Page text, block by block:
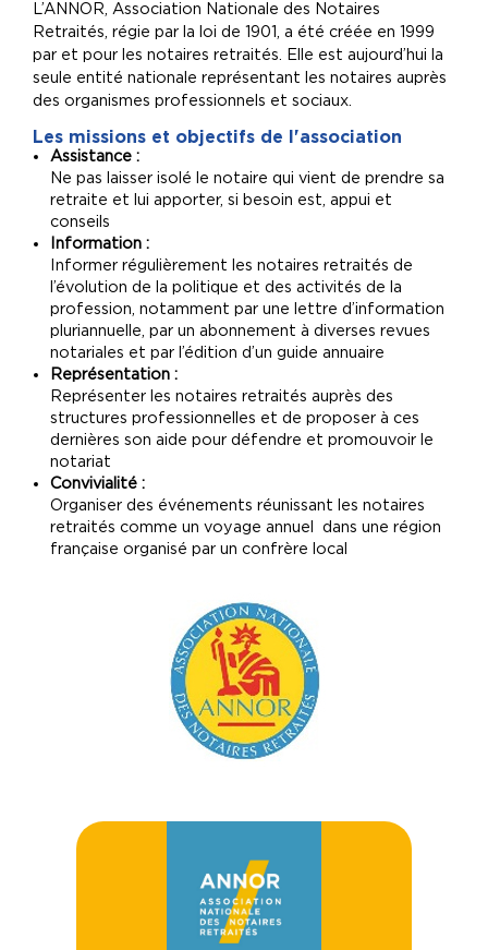
L’ANNOR, Association Nationale des Notaires
Retraités, régie par la loi de 1901, a été créée en 1999
par et pour les notaires retraités. Elle est aujourd’hui la
seule entité nationale représentant les notaires auprès
des organismes professionnels et sociaux.
Les missions et objectifs de l'association
Assistance :
Ne pas laisser isolé le notaire qui vient de prendre sa
retraite et lui apporter, si besoin est, appui et
conseils
Information :
Informer régulièrement les notaires retraités de
l’évolution de la politique et des activités de la
profession, notamment par une lettre d’information
pluriannuelle, par un abonnement à diverses revues
notariales et par l’édition d’un guide annuaire
Représentation :
Représenter les notaires retraités auprès des
structures professionnelles et de proposer à ces
dernières son aide pour défendre et promouvoir le
notariat
Convivialité :
Organiser des événements réunissant les notaires
retraités comme un voyage annuel dans une région
française organisé par un confrère local
Découvrir l'ANNOR